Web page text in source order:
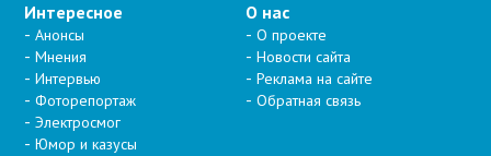
Интересное
Анонсы
Мнения
Интервью
Фоторепортаж
Электросмог
Юмор и казусы
О нас
О проекте
Новости сайта
Реклама на сайте
Обратная связь